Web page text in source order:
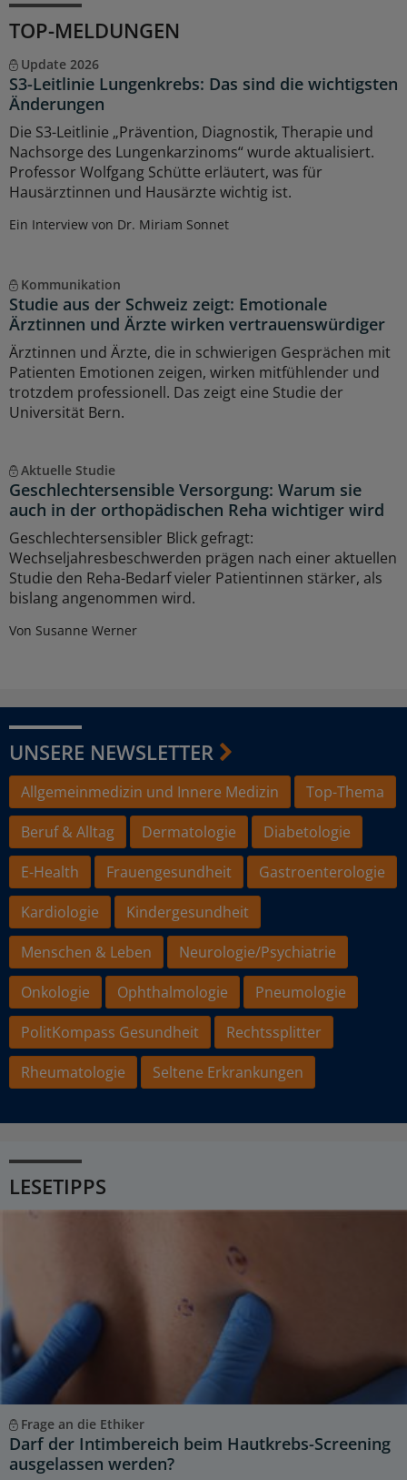
TOP-MELDUNGEN
Update 2026
S3-Leitlinie Lungenkrebs: Das sind die wichtigsten
Änderungen
Die S3-Leitlinie „Prävention, Diagnostik, Therapie und
Nachsorge des Lungenkarzinoms“ wurde aktualisiert.
Professor Wolfgang Schütte erläutert, was für
Hausärztinnen und Hausärzte wichtig ist.
Ein Interview von Dr. Miriam Sonnet
Kommunikation
Studie aus der Schweiz zeigt: Emotionale
Ärztinnen und Ärzte wirken vertrauenswürdiger
Ärztinnen und Ärzte, die in schwierigen Gesprächen mit
Patienten Emotionen zeigen, wirken mitfühlender und
trotzdem professionell. Das zeigt eine Studie der
Universität Bern.
Aktuelle Studie
Geschlechtersensible Versorgung: Warum sie
auch in der orthopädischen Reha wichtiger wird
Geschlechtersensibler Blick gefragt:
Wechseljahresbeschwerden prägen nach einer aktuellen
Studie den Reha-Bedarf vieler Patientinnen stärker, als
bislang angenommen wird.
Von Susanne Werner
UNSERE NEWSLETTER
Allgemeinmedizin und Innere Medizin
Top-Thema
Beruf & Alltag
Dermatologie
Diabetologie
E-Health
Frauengesundheit
Gastroenterologie
Kardiologie
Kindergesundheit
Menschen & Leben
Neurologie/Psychiatrie
Onkologie
Ophthalmologie
Pneumologie
PolitKompass Gesundheit
Rechtssplitter
Rheumatologie
Seltene Erkrankungen
LESETIPPS
Frage an die Ethiker
Darf der Intimbereich beim Hautkrebs-Screening
ausgelassen werden?